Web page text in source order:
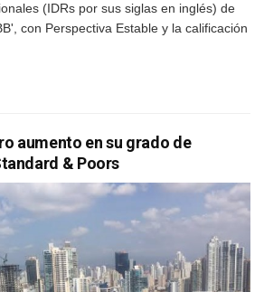
(IDRs por sus siglas en inglés) de
con Perspectiva Estable y la calificación
aumento en su grado de
& Poors